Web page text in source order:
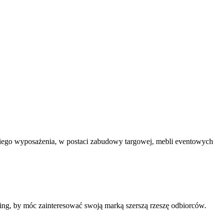
wyposażenia, w postaci zabudowy targowej, mebli eventowych
by móc zainteresować swoją marką szerszą rzeszę odbiorców.